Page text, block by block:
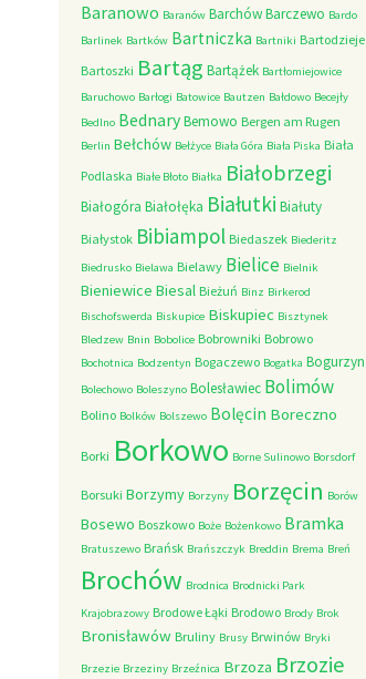
Baranowo Baranów BarchówBarczewo Bardo
Barlinek Bartków Bartniczka Bartniki Bartodzieje
Bartoszki Bartąg Bartążek Bartłomiejowice
Baruchowo Barłogi Batowice Bautzen Bałdowo Becejły
Bedlno BednaryBemowo Bergen am Rugen
Berlin Bełchów Bełżyce Biała Góra Biała Piska Biała
Podlaska Białe Błoto Białka Białobrzegi
Białogóra Białołęka Białutki Białuty
Białystok Bibiampol Biedaszek Biederitz
Biedrusko Bielawa Bielawy Bielice Bielnik
Bieniewice Biesal Bieżuń Binz Birkerod
Bischofswerda Biskupice Biskupiec Bisztynek
Bledzew Bnin Bobolice Bobrowniki Bobrowo
Bochotnica Bodzentyn Bogaczewo Bogatka Bogurzyn
Bolechowo Boleszyno Bolesławiec Bolimów
Bolino Bolków Bolszewo Bolęcin Boreczno
Borki Borkowo Borne Sulinowo Borsdorf
Borsuki Borzymy Borzyny Borzęcin Borów
Bosewo Boszkowo Boże Bożenkowo Bramka
Bratuszewo Brańsk Brańszczyk Breddin Brema Breń
Brochów Brodnica Brodnicki Park
Krajobrazowy Brodowe Łąki Brodowo Brody Brok
Bronisławów Bruliny Brusy Brwinów Bryki
Brzezie Brzeziny Brzeźnica Brzoza Brzozie